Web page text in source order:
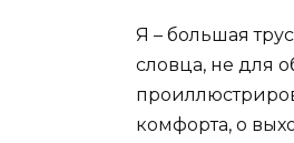
Я – большая
словца, не для
комфорта, о